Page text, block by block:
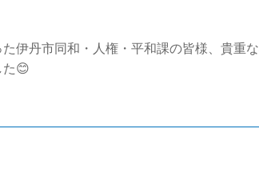
伊丹市同和・人権・平和課の皆様、貴重
た😊